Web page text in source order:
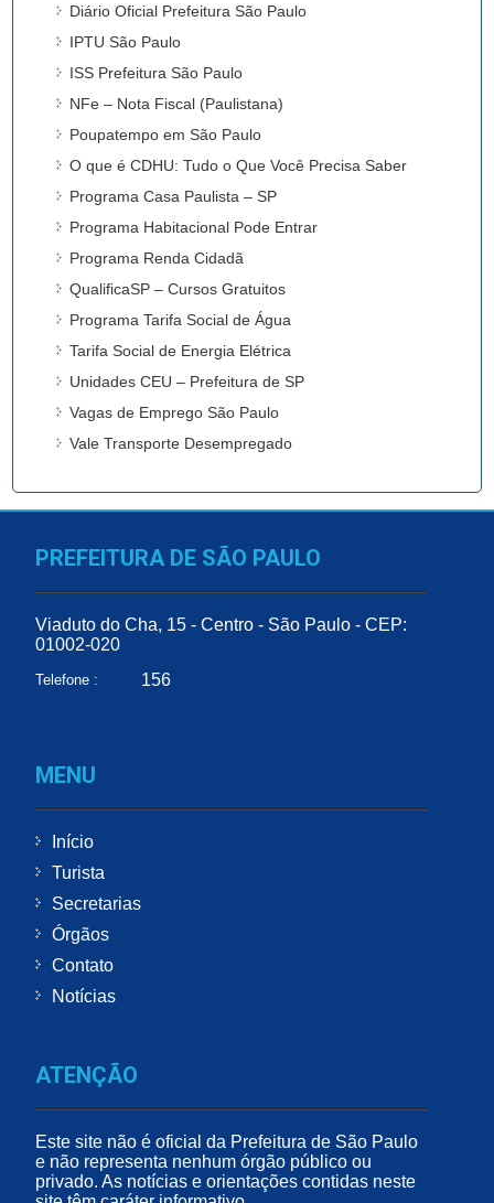
Diário Oficial Prefeitura São Paulo
IPTU São Paulo
ISS Prefeitura São Paulo
NFe – Nota Fiscal (Paulistana)
Poupatempo em São Paulo
O que é CDHU: Tudo o Que Você Precisa Saber
Programa Casa Paulista – SP
Programa Habitacional Pode Entrar
Programa Renda Cidadã
QualificaSP – Cursos Gratuitos
Programa Tarifa Social de Água
Tarifa Social de Energia Elétrica
Unidades CEU – Prefeitura de SP
Vagas de Emprego São Paulo
Vale Transporte Desempregado
PREFEITURA DE SÃO PAULO
Viaduto do Cha, 15 - Centro - São Paulo - CEP:
01002-020
Telefone : 156
MENU
Início
Turista
Secretarias
Órgãos
Contato
Notícias
ATENÇÃO
Este site não é oficial da Prefeitura de São Paulo
e não representa nenhum órgão público ou
privado. As notícias e orientações contidas neste